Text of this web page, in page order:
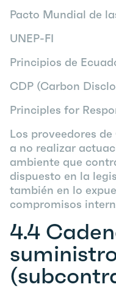
Pacto Mundial de
UNEP-FI
Principios de
CDP (Carbon
Principles for
Los proveedores
a no realizar
ambiente que
dispuesto en la
también en lo
compromisos
4.4